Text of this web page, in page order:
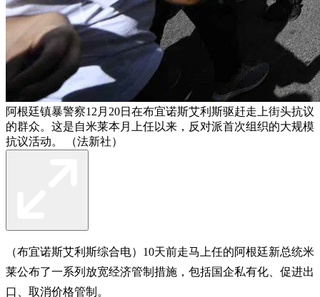
阿根廷镇暴警察12月20日在布宜诺斯艾利斯驱赶走上街头抗议
的群众。这是自米莱本月上任以来，反对派首次组织的大规模
抗议活动。 （法新社）
（布宜诺斯艾利斯综合电）10天前走马上任的阿根廷新总统米
莱公布了一系列放宽经济管制措施，包括国企私有化、促进出
口、取消价格管制。